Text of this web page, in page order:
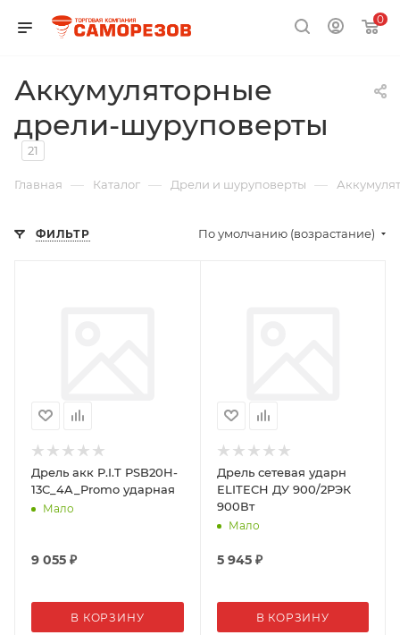
0
Аккумуляторные
дрели-шуруповерты
21
Главная — Каталог — Дрели и шуруповерты —
ФИЛЬТР По умолчанию (возрастание)
Дрель акк P.I.T PSB20H-
13C_4A_Promo ударная
Мало
9 055 ₽
В КОРЗИНУ
Дрель сетевая ударн
ELITECH ДУ 900/2РЭК
900Вт
Мало
5 945₽
В КОРЗИНУ